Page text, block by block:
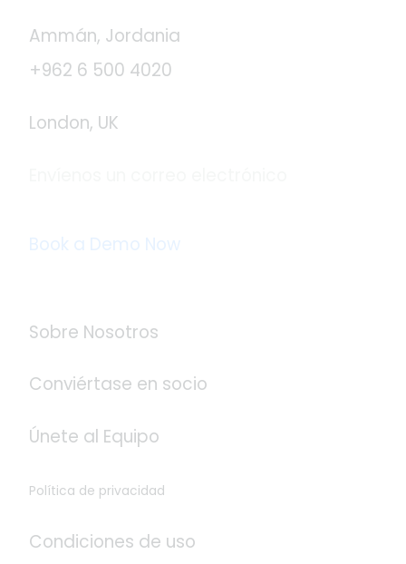
Ammán, Jordania
+962 6 500 4020
London, UK
Book a Demo Now
Sobre Nosotros
Conviértase en socio
Únete al Equipo
Política de privacidad
Condiciones de uso